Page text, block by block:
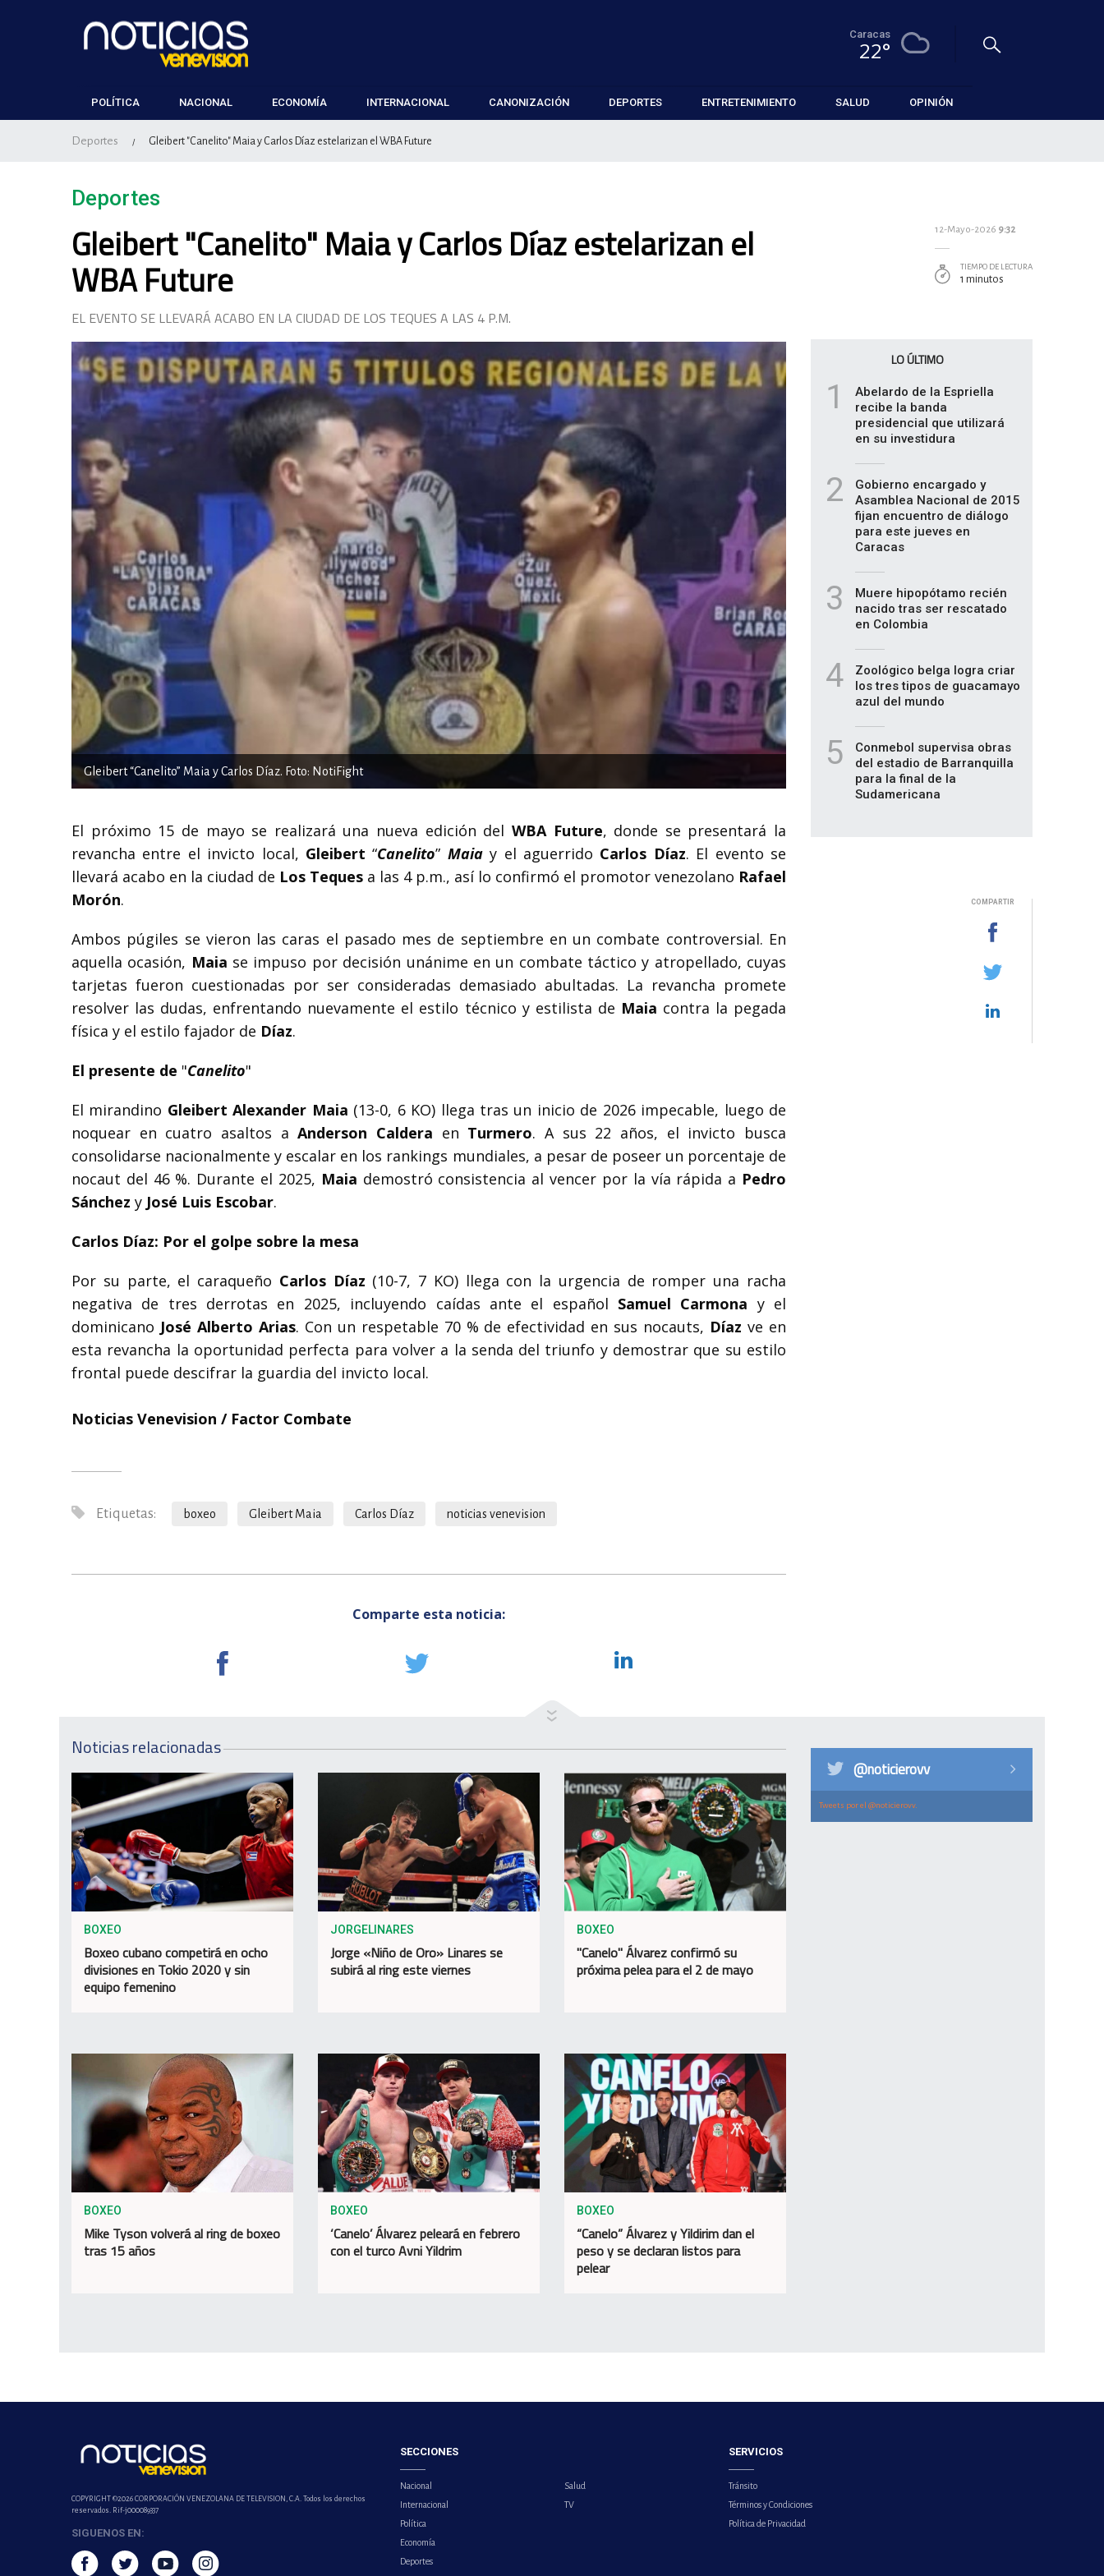
Caracas
22°
POLÍTICA NACIONAL ECONOMÍA INTERNACIONAL CANONIZACIÓN DEPORTES ENTRETENIMIENTO SALUD OPINIÓN
Deportes / Gleibert "Canelito" Maia y Carlos Díaz estelarizan el WBA Future
Deportes
Gleibert "Canelito" Maia y Carlos Díaz estelarizan el
WBA Future
EL EVENTO SE LLEVARÁ ACABO EN LA CIUDAD DE LOS TEQUES A LAS 4 P.M.
Gleibert “Canelito” Maia y Carlos Díaz. Foto: NotiFight
El próximo 15 de mayo se realizará una nueva edición del WBA Future, donde se presentará la
revancha entre el invicto local, Gleibert “Canelito” Maia y el aguerrido Carlos Díaz. El evento se
llevará acabo en la ciudad de Los Teques a las 4 p.m., así lo confirmó el promotor venezolano Rafael
Morón.
Ambos púgiles se vieron las caras el pasado mes de septiembre en un combate controversial. En
aquella ocasión, Maia se impuso por decisión unánime en un combate táctico y atropellado, cuyas
tarjetas fueron cuestionadas por ser consideradas demasiado abultadas. La revancha promete
resolver las dudas, enfrentando nuevamente el estilo técnico y estilista de Maia contra la pegada
física y el estilo fajador de Díaz.
El presente de "Canelito"
El mirandino Gleibert Alexander Maia (13-0, 6 KO) llega tras un inicio de 2026 impecable, luego de
noquear en cuatro asaltos aAnderson Caldera en Turmero. A sus 22 años, el invicto busca
consolidarse nacionalmente y escalar en los rankings mundiales, a pesar de poseer un porcentaje de
nocaut del 46 %. Durante el 2025, Maia demostró consistencia al vencer por la vía rápida a Pedro
Sánchez y José Luis Escobar.
Carlos Díaz: Por el golpe sobre la mesa
Por su parte, el caraqueño Carlos Díaz (10-7, 7 KO) llega con la urgencia de romper una racha
negativa de tres derrotas en 2025, incluyendo caídas ante el español Samuel Carmona y el
dominicano José Alberto Arias. Con un respetable 70 % de efectividad en sus nocauts, Díaz ve en
esta revancha la oportunidad perfecta para volver a la senda del triunfo y demostrar que su estilo
frontal puede descifrar la guardia del invicto local.
Noticias Venevision / Factor Combate
Etiquetas: boxeo Gleibert Maia Carlos Díaz noticias venevision
Comparte esta noticia:
12-Mayo-2026 9:32
TIEMPO DE LECTURA
1 minutos
LO ÚLTIMO
1
Abelardo de la Espriella
recibe la banda
presidencial que utilizará
en su investidura
2
Gobierno encargado y
Asamblea Nacional de 2015
fijan encuentro de diálogo
para este jueves en
Caracas
3
Muere hipopótamo recién
nacido tras ser rescatado
en Colombia
4
Zoológico belga logra criar
los tres tipos de guacamayo
azul del mundo
5
Conmebol supervisa obras
del estadio de Barranquilla
para la final de la
Sudamericana
COMPARTIR
Noticias relacionadas
BOXEO
Boxeo cubano competirá en ocho
divisiones en Tokio 2020 y sin
equipo femenino
JORGELINARES
Jorge «Niño de Oro» Linares se
subirá al ring este viernes
BOXEO
"Canelo" Álvarez confirmó su
próxima pelea para el 2 de mayo
BOXEO
Mike Tyson volverá al ring de boxeo
tras 15 años
BOXEO
‘Canelo’ Álvarez peleará en febrero
con el turco Avni Yildrim
BOXEO
“Canelo” Álvarez y Yildirim dan el
peso y se declaran listos para
pelear
@noticierovv
Tweets por el @noticierovv.
COPYRIGHT ©2026 CORPORACIÓN VENEZOLANA DE TELEVISION, C.A. Todos los derechos
reservados. Rif-j000089337
SIGUENOS EN:
SECCIONES
Nacional
Internacional
Política
Economía
Deportes
Salud
TV
SERVICIOS
Tránsito
Términos y Condiciones
Política de Privacidad